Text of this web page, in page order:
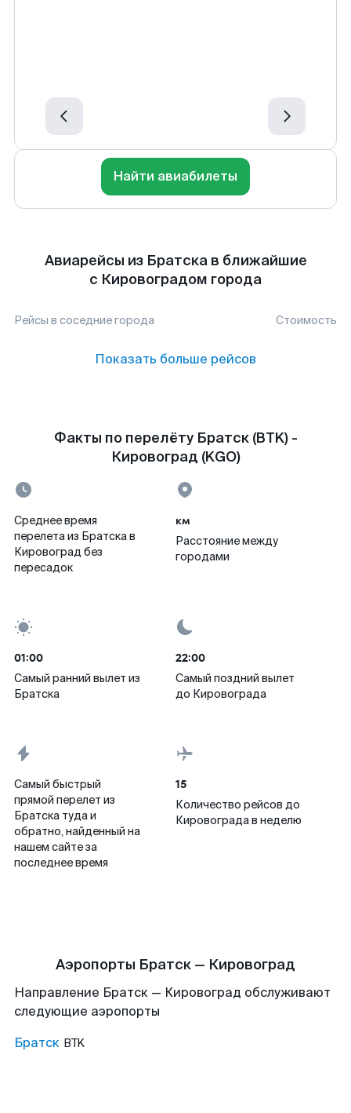
Найти авиабилеты
Авиарейсы из Братска в ближайшие
с Кировоградом города
Рейсы в соседние города Стоимость
Показать больше рейсов
Факты по перелёту Братск (BTK) -
Кировоград (KGO)
Среднее время
перелета из Братска в
Кировоград без
пересадок
км
Расстояние между
городами
01:00
Самый ранний вылет из
Братска
22:00
Самый поздний вылет
до Кировограда
Самый быстрый
прямой перелет из
Братска туда и
обратно, найденный на
нашем сайте за
последнее время
15
Количество рейсов до
Кировограда в неделю
Аэропорты Братск — Кировоград
Направление Братск — Кировоград обслуживают
следующие аэропорты
Братск BTK